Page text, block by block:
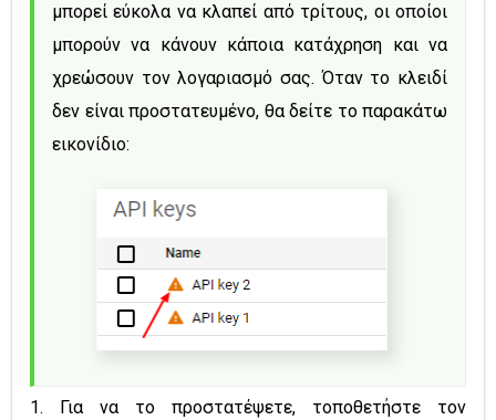
μπορεί εύκολα να κλαπεί από τρίτους, οι οποίοι
μπορούν να κάνουν κάποια κατάχρηση και να
χρεώσουν τον λογαριασμό σας. Όταν το κλειδί
δεν είναι προστατευμένο, θα δείτε το παρακάτω
εικονίδιο:
1. Για να το προστατέψετε, τοποθετήστε τον